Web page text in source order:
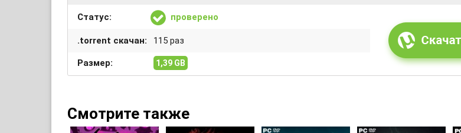
Статус: проверено
.torrent скачан: 115 раз
Размер: 1,39 GB
Смотрите также